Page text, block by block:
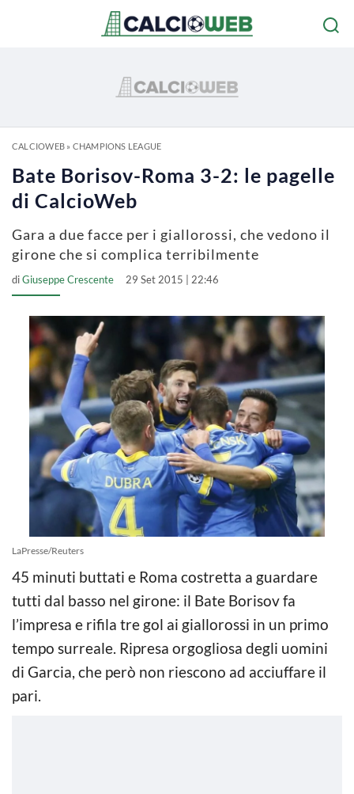
CALCIOWEB» CHAMPIONS LEAGUE
Bate Borisov-Roma 3-2: le pagelle
di CalcioWeb
Gara a due facce per i giallorossi, che vedono il
girone che si complica terribilmente
diGiuseppe Crescente 29 Set 2015 | 22:46
LaPresse/Reuters
45 minuti buttati e Roma costretta a guardare
tutti dal basso nel girone: il Bate Borisov fa
l’impresa e rifila tre gol ai giallorossi in un primo
tempo surreale. Ripresa orgogliosa degli uomini
di Garcia, che però non riescono ad acciuffare il
pari.